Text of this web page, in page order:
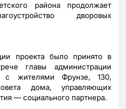
района продолжает
дворовых
проекта было принято в
главы администрации
с жителями Фрунзе, 130,
дома, управляющих
— социального партнера.